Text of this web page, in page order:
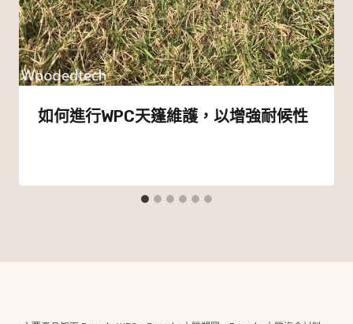
如何進行WPC天篷維護，以增強耐候性